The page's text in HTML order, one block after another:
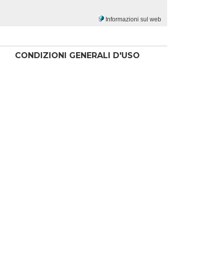
Informazioni sul web
CONDIZIONI GENERALI D'USO